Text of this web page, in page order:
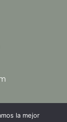
la mejor